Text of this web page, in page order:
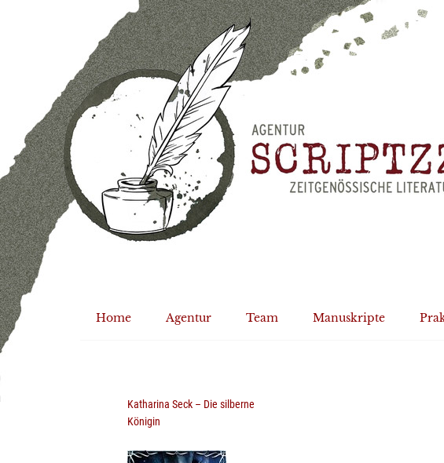
Home Agentur Team Manuskripte
Katharina Seck – Die silberne
Königin